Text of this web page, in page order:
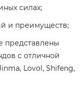
силах;
и преимуществ;
представлены
с отличной
Lovol, Shifeng,